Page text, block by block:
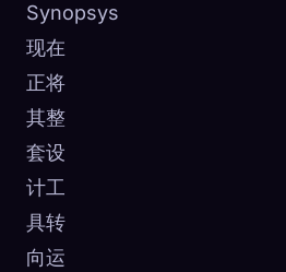
Synopsys
现在
正将
其整
套设
计工
具转
向运